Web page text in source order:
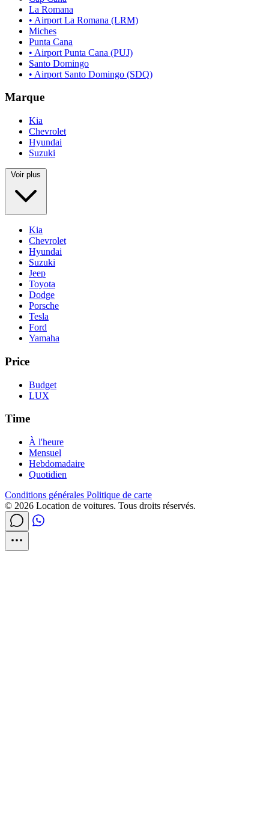
La Romana
• Airport La Romana (LRM)
Miches
Punta Cana
• Airport Punta Cana (PUJ)
Santo Domingo
• Airport Santo Domingo (SDQ)
Marque
Kia
Chevrolet
Hyundai
Suzuki
Voir plus
Kia
Chevrolet
Hyundai
Suzuki
Jeep
Toyota
Dodge
Porsche
Tesla
Ford
Yamaha
Price
Budget
LUX
Time
À l'heure
Mensuel
Hebdomadaire
Quotidien
Conditions générales Politique de carte
© 2026 Location de voitures. Tous droits réservés.